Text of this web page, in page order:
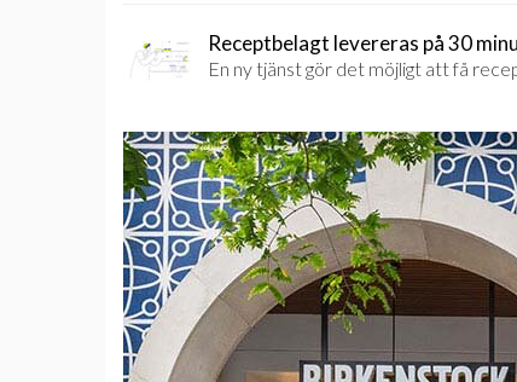
Receptbelagt levereras på 30
En ny tjänst gör det möjligt att få